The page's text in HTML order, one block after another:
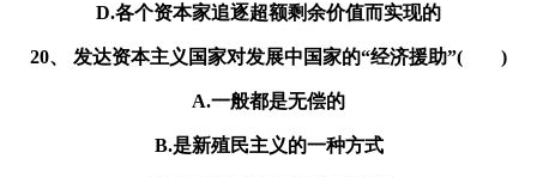
D.各个资本家追逐超额剩余价值而实现的
20、 发达资本主义国家对发展中国家的“经济援助”( )
A.一般都是无偿的
B.是新殖民主义的一种方式